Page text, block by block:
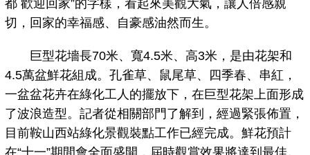
都 歡迎回家”的字樣，看起來美觀大氣，讓人倍感親
切，回家的幸福感、自豪感油然而生。
巨型花墻長70米、寬4.5米、高3米，是由花架和
4.5萬盆鮮花組成。孔雀草、鼠尾草、四季春、串紅，
一盆盆花卉在綠化工人的擺放下，在巨型花架上面形成
了波浪造型。記者從相關部門了解到，經過緊張佈置，
目前鞍山西站綠化景觀裝點工作已經完成。鮮花預計